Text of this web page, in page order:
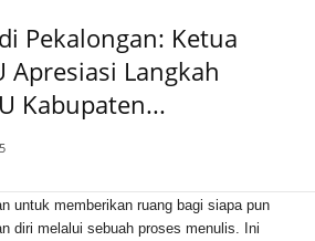
Pekalongan: Ketua
Apresiasi Langkah
Kabupaten...
untuk memberikan ruang bagi siapa pun
diri melalui sebuah proses menulis. Ini